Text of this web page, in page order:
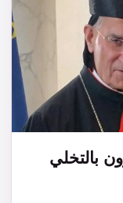
بالتخلي